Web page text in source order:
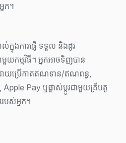
ក។
ល់ក្នុងការផ្ញើ ទទួល និងដូរ
យកម្មវិធី។ អ្នកអាចទិញបាន
យប្រើកាតឥណទាន/ឥណពន្ធ,
Pay ឬផ្លាស់ប្តូរជាមួយគ្រីបតូ
បស់អ្នក។